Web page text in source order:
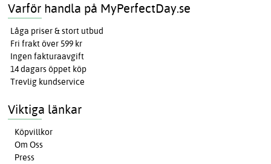
Varför handla på MyPerfectDay.se
Låga priser & stort utbud
Fri frakt över 599 kr
Ingen fakturaavgift
14 dagars öppet köp
Trevlig kundservice
Viktiga länkar
Köpvillkor
Om Oss
Press